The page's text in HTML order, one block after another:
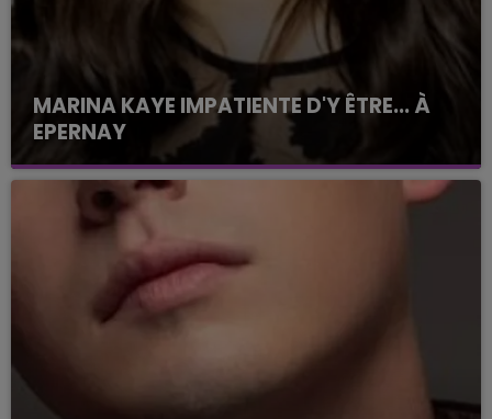
MARINA KAYE IMPATIENTE D'Y ÊTRE... À
EPERNAY